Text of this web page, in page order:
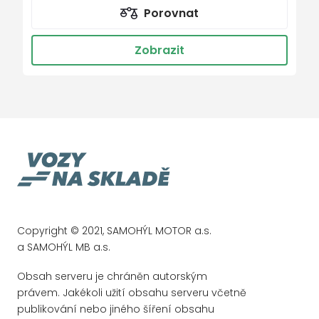
regulace tuhosti podvozku
regulace výšky podvozku
řazení pádly pod volantem
senzor světel
sledování únavy řidiče
start-stop systém
startování tlačítkem
multifunkční volant
nezávislé topení s čas. předehřívačem
Parkovací asistent
parkovací kamera
parkovací senzory zadní
pérování vzduch
plní 'EURO VI'
pohon 4x4
posilovač řízení
Porovnat
Zobrazit
Copyright © 2021, SAMOHÝL MOTOR a.s.
a SAMOHÝL MB a.s.
Obsah serveru je chráněn autorským
právem. Jakékoli užití obsahu serveru včetně
publikování nebo jiného šíření obsahu